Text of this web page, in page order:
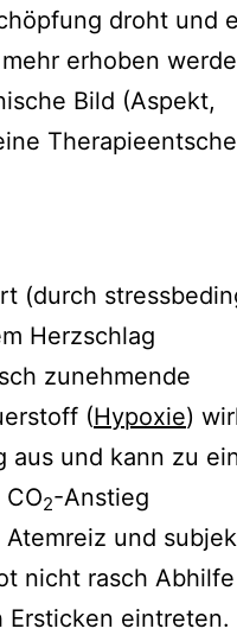
droht und
erhoben
Bild (Aspekt,
(durch
Herzschlag
zunehmende
(Hypoxie)
aus und kann zu
2-Anstieg
und
nicht rasch Abhilfe
Ersticken eintreten.